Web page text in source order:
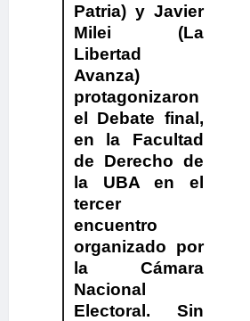
Patria) y Javier
Milei (La
Libertad
Avanza)
protagonizaron
el Debate final,
en la Facultad
de Derecho de
la UBA en el
tercer
encuentro
organizado por
la Cámara
Nacional
Electoral. Sin